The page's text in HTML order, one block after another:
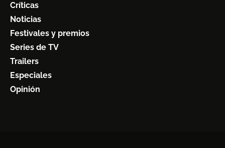
Críticas
Noticias
Festivales y premios
Series de TV
Trailers
Especiales
Opinión